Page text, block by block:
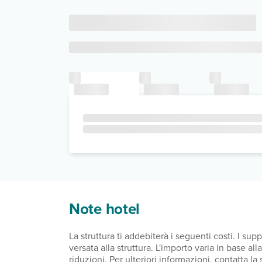
Note hotel
La struttura ti addebiterà i seguenti costi. I
versata alla struttura. L'importo varia in base
riduzioni. Per ulteriori informazioni, contatta